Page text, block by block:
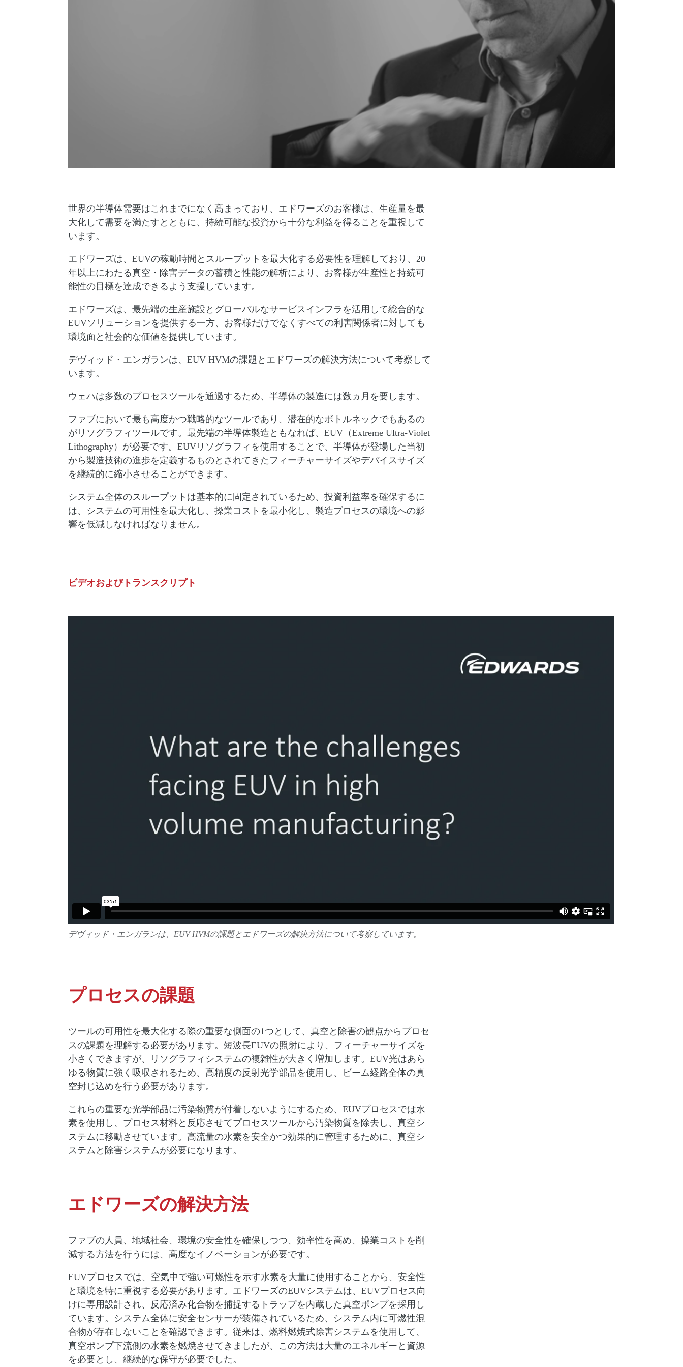
世界の半導体需要はこれまでになく高まっており、エドワーズのお客様は、生産量を最
大化して需要を満たすとともに、持続可能な投資から十分な利益を得ることを重視して
います。
エドワーズは、EUVの稼動時間とスループットを最大化する必要性を理解しており、20
年以上にわたる真空・除害データの蓄積と性能の解析により、お客様が生産性と持続可
能性の目標を達成できるよう支援しています。
エドワーズは、最先端の生産施設とグローバルなサービスインフラを活用して総合的な
EUVソリューションを提供する一方、お客様だけでなくすべての利害関係者に対しても
環境面と社会的な価値を提供しています。
デヴィッド・エンガランは、EUV HVMの課題とエドワーズの解決方法について考察して
います。
ウェハは多数のプロセスツールを通過するため、半導体の製造には数ヵ月を要します。
ファブにおいて最も高度かつ戦略的なツールであり、潜在的なボトルネックでもあるの
がリソグラフィツールです。最先端の半導体製造ともなれば、EUV（Extreme Ultra-Violet
Lithography）が必要です。EUVリソグラフィを使用することで、半導体が登場した当初
から製造技術の進歩を定義するものとされてきたフィーチャーサイズやデバイスサイズ
を継続的に縮小させることができます。
システム全体のスループットは基本的に固定されているため、投資利益率を確保するに
は、システムの可用性を最大化し、操業コストを最小化し、製造プロセスの環境への影
響を低減しなければなりません。
ビデオおよびトランスクリプト
デヴィッド・エンガランは、EUV HVMの課題とエドワーズの解決方法について考察しています。
プロセスの課題
ツールの可用性を最大化する際の重要な側面の1つとして、真空と除害の観点からプロセ
スの課題を理解する必要があります。短波長EUVの照射により、フィーチャーサイズを
小さくできますが、リソグラフィシステムの複雑性が大きく増加します。EUV光はあら
ゆる物質に強く吸収されるため、高精度の反射光学部品を使用し、ビーム経路全体の真
空封じ込めを行う必要があります。
これらの重要な光学部品に汚染物質が付着しないようにするため、EUVプロセスでは水
素を使用し、プロセス材料と反応させてプロセスツールから汚染物質を除去し、真空シ
ステムに移動させています。高流量の水素を安全かつ効果的に管理するために、真空シ
ステムと除害システムが必要になります。
エドワーズの解決方法
ファブの人員、地域社会、環境の安全性を確保しつつ、効率性を高め、操業コストを削
減する方法を行うには、高度なイノベーションが必要です。
EUVプロセスでは、空気中で強い可燃性を示す水素を大量に使用することから、安全性
と環境を特に重視する必要があります。エドワーズのEUVシステムは、EUVプロセス向
けに専用設計され、反応済み化合物を捕捉するトラップを内蔵した真空ポンプを採用し
ています。システム全体に安全センサーが装備されているため、システム内に可燃性混
合物が存在しないことを確認できます。従来は、燃料燃焼式除害システムを使用して、
真空ポンプ下流側の水素を燃焼させてきましたが、この方法は大量のエネルギーと資源
を必要とし、継続的な保守が必要でした。